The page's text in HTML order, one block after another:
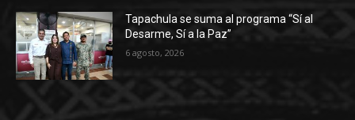
Tapachula se suma al programa “Sí al
Desarme, Sí a la Paz”
6 agosto, 2026